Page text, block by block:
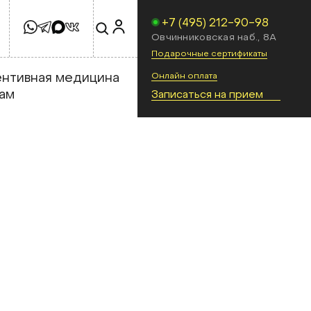
медицина
+7 (495) 212-90-98
Овчинниковская наб., 8А
Подарочные сертификаты
Онлайн оплата
Записаться на прием